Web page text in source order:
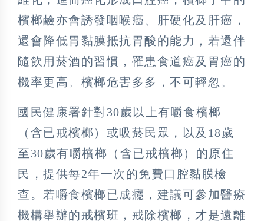
檳榔鹼亦會誘發咽喉癌、肝硬化及肝癌，
還會降低胃黏膜抵抗胃酸的能力，若還伴
隨飲用菸酒的習慣，罹患食道癌及胃癌的
機率更高。檳榔危害多多，不可輕忽。
國民健康署針對30歲以上有嚼食檳榔
（含已戒檳榔）或吸菸民眾，以及18歲
至30歲有嚼檳榔（含已戒檳榔）的原住
民，提供每2年一次的免費口腔黏膜檢
查。若嚼食檳榔已成癮，建議可參加醫療
機構舉辦的戒檳班，戒除檳榔，才是遠離